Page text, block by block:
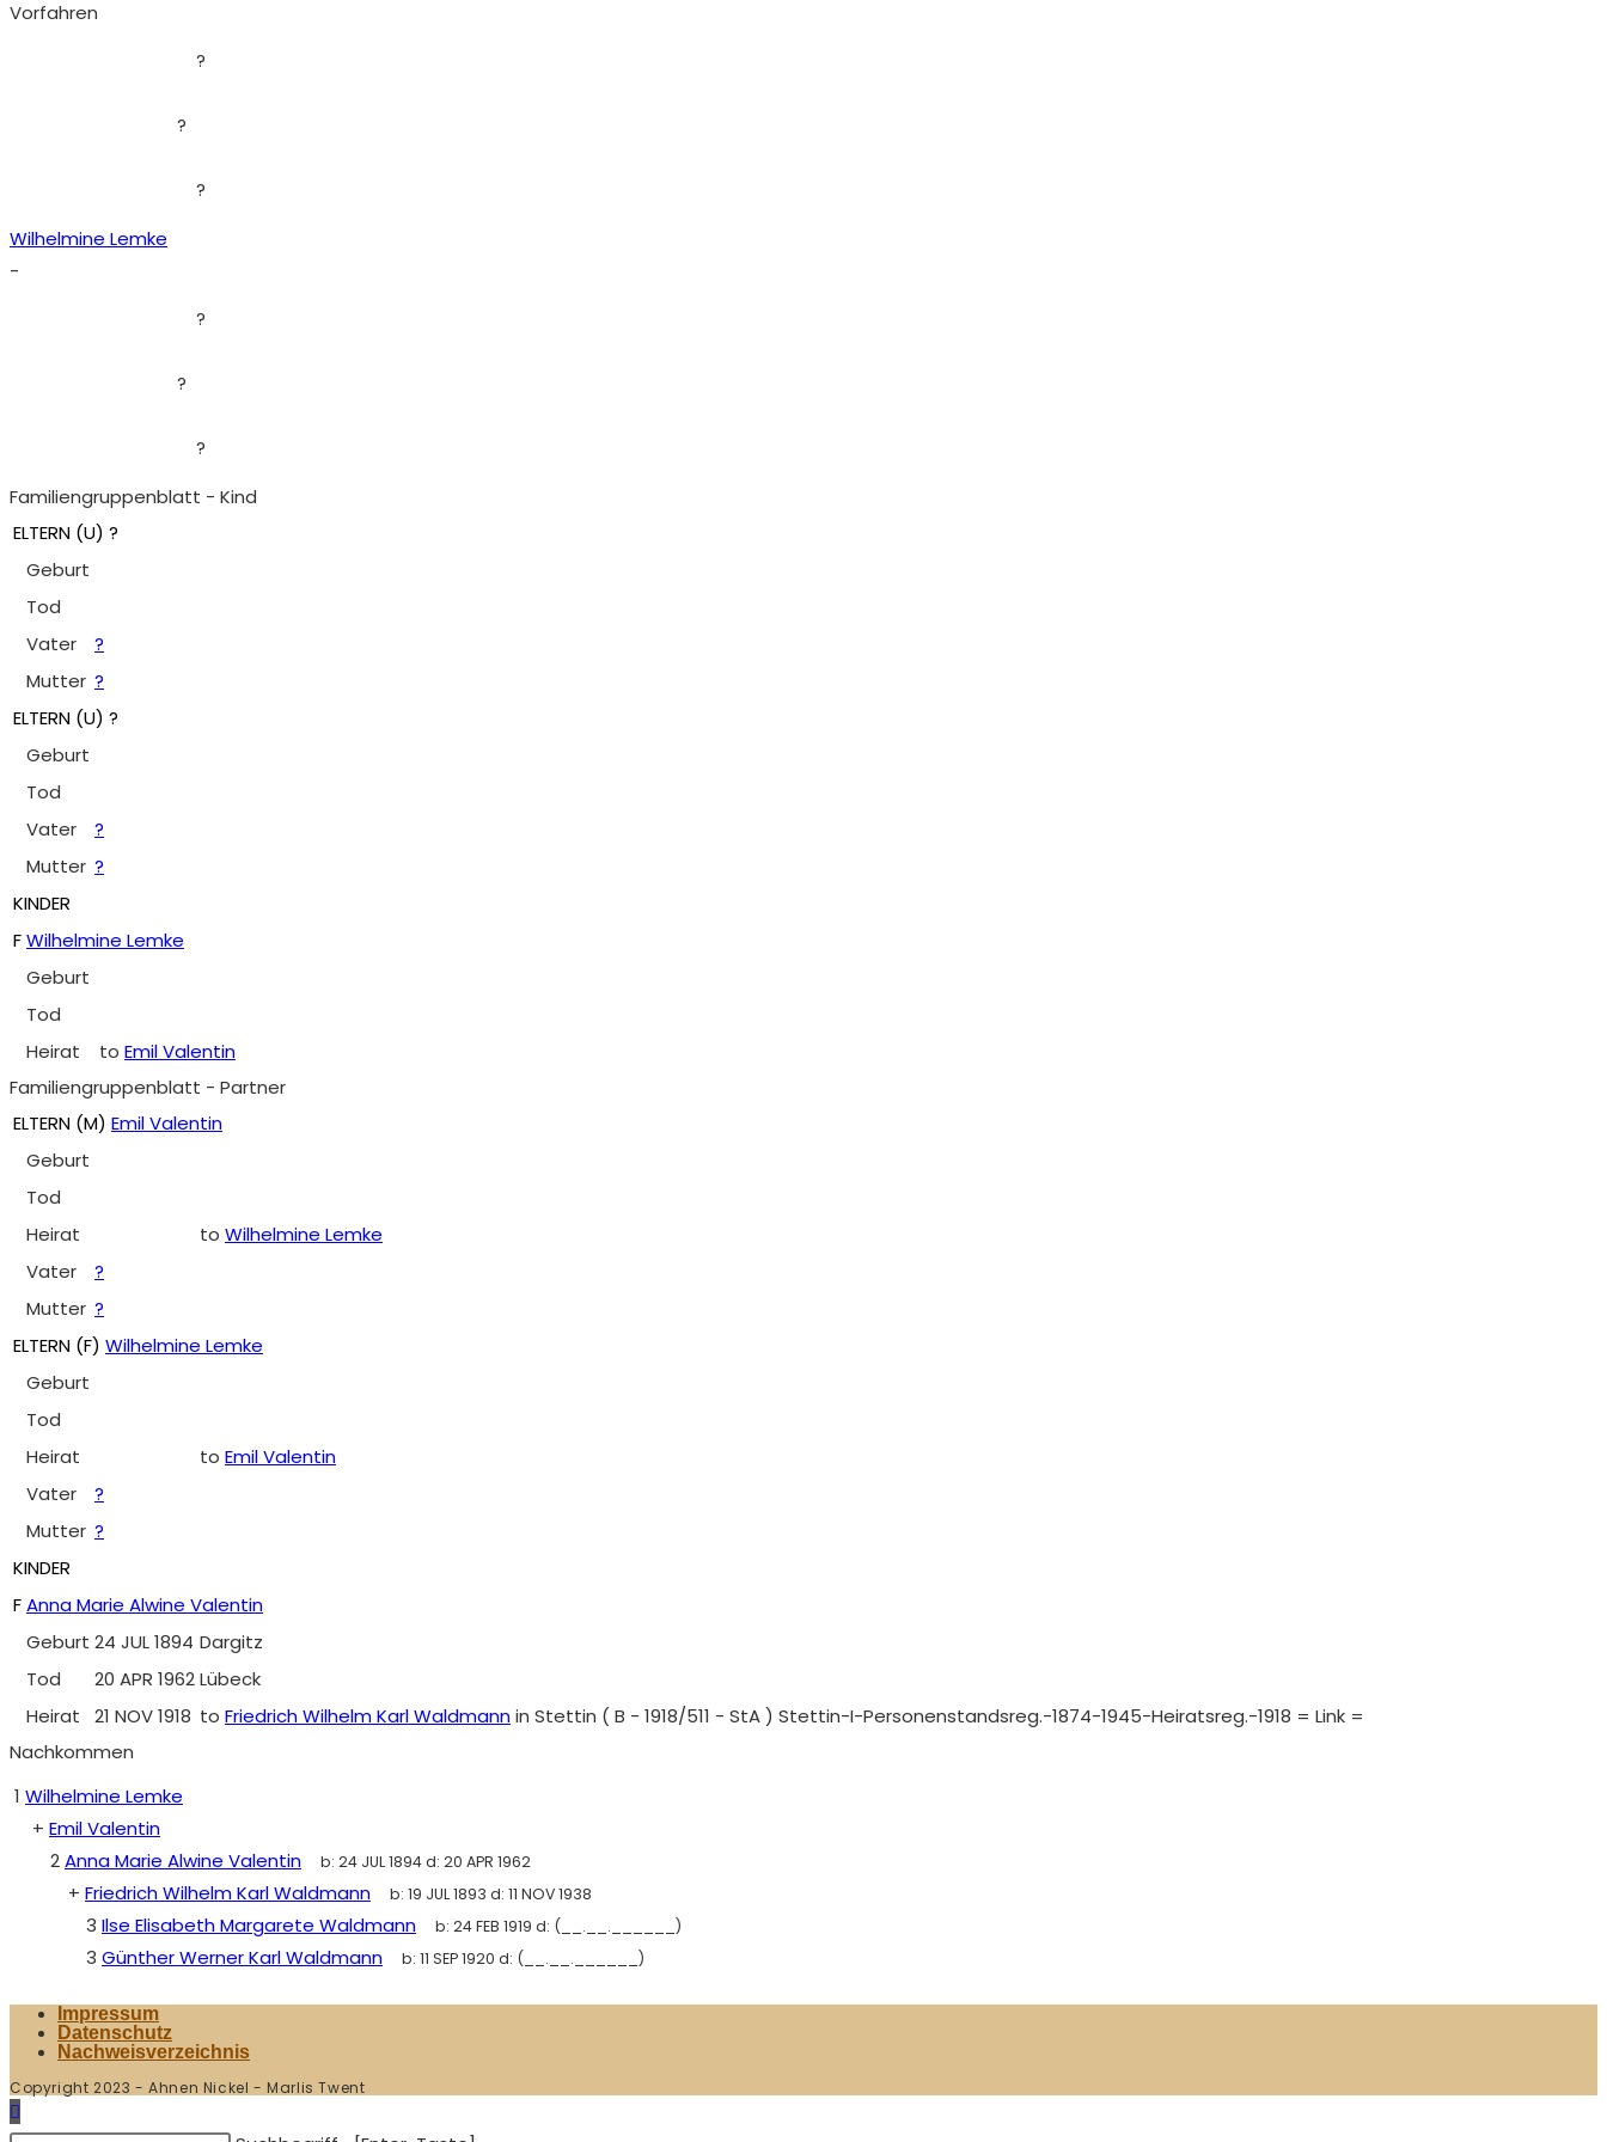
Vorfahren
?
?
?
Wilhelmine Lemke
-
?
?
?
Familiengruppenblatt - Kind
ELTERN (U) ?
Geburt
Tod
Vater
?
Mutter ?
ELTERN (U) ?
Geburt
Tod
Vater
?
Mutter ?
KINDER
FWilhelmine Lemke
Geburt
Tod
Heirat
to Emil Valentin
Familiengruppenblatt - Partner
ELTERN (M) Emil Valentin
Geburt
Tod
Heirat
to Wilhelmine Lemke
Vater
?
Mutter ?
ELTERN (F) Wilhelmine Lemke
Geburt
Tod
Heirat
to Emil Valentin
Vater
?
Mutter ?
KINDER
FAnna Marie Alwine Valentin
Geburt 24 JUL 1894 Dargitz
Tod
20 APR 1962Lübeck
Heirat
21 NOV 1918 to Friedrich Wilhelm Karl Waldmannin Stettin ( B - 1918/511 - StA ) Stettin-I-Personenstandsreg.-1874-1945-Heiratsreg.-1918 = Link =
Nachkommen
1 Wilhelmine Lemke
+ Emil Valentin
2Anna Marie Alwine Valentin b: 24 JUL 1894d: 20 APR 1962
+ Friedrich Wilhelm Karl Waldmann b: 19 JUL 1893 d: 11 NOV 1938
3 Ilse Elisabeth Margarete Waldmann b: 24 FEB 1919 d: (__.__.______)
3 Günther Werner Karl Waldmann b: 11 SEP 1920 d: (__.__.______)
Impressum
Datenschutz
Nachweisverzeichnis
Copyright 2023 - Ahnen Nickel - Marlis Twent